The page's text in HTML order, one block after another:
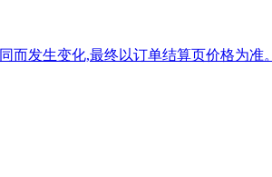
发生变化,最终以订单结算页价格为准。